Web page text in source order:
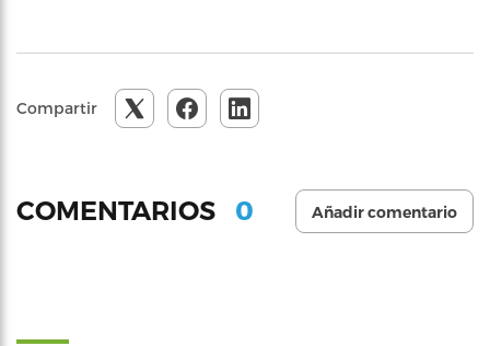
Compartir
COMENTARIOS 0 Añadir comentario